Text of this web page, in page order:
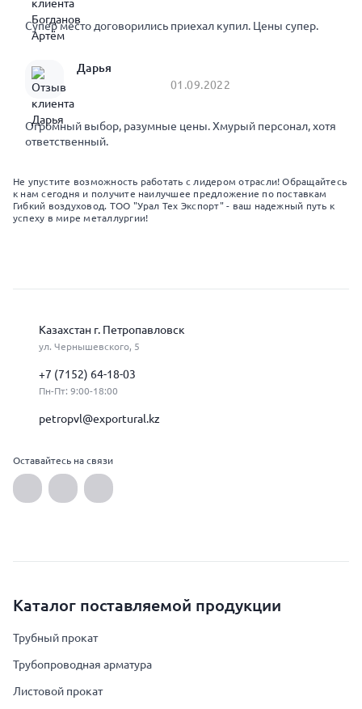
Супер место договорились приехал купил. Цены супер.
Дарья
01.09.2022
Огромный выбор, разумные цены. Хмурый персонал, хотя
ответственный.
Не упустите возможность работать с лидером отрасли! Обращайтесь
к нам сегодня и получите наилучшее предложение по поставкам
Гибкий воздуховод. ТОО "Урал Тех Экспорт" - ваш надежный путь к
успеху в мире металлургии!
Казахстан г. Петропавловск
ул. Чернышевского, 5
+7 (7152) 64-18-03
Пн-Пт: 9:00-18:00
petropvl@exportural.kz
Оставайтесь на связи
Каталог поставляемой продукции
Трубный прокат
Трубопроводная арматура
Листовой прокат